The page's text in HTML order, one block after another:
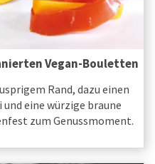
Vegan-Bouletten
Rand, dazu einen
eine würzige braune
zum Genussmoment.